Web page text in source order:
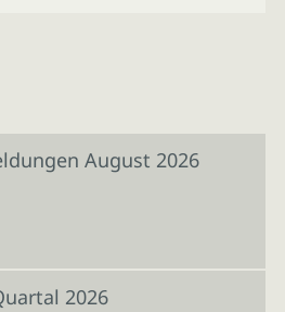
August 2026
2026